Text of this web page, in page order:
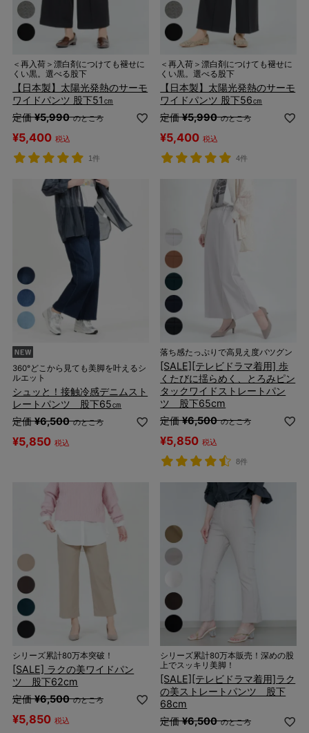
＜再入荷＞漂白剤につけても褪せに
くい黒。選べる股下
【日本製】太陽光発熱のサーモ
ワイドパンツ 股下51㎝
定価 ¥5,990 のところ
¥5,400 税込
1件
＜再入荷＞漂白剤につけても褪せに
くい黒。選べる股下
【日本製】太陽光発熱のサーモ
ワイドパンツ 股下56㎝
定価 ¥5,990 のところ
¥5,400 税込
4件
360°どこから見ても美脚を叶えるシ
ルエット
シュッと！接触冷感デニムスト
レートパンツ 股下65㎝
定価 ¥6,500 のところ
¥5,850 税込
落ち感たっぷりで高見え度バツグン
[SALE][テレビドラマ着用] 歩
くたびに揺らめく、とろみピン
タックワイドストレートパン
ツ 股下65cm
定価 ¥6,500 のところ
¥5,850 税込
8件
シリーズ累計80万本突破！
[SALE] ラクの美ワイドパン
ツ 股下62cm
定価 ¥6,500 のところ
¥5,850 税込
シリーズ累計80万本販売！深めの股
上でスッキリ美脚！
[SALE][テレビドラマ着用]ラク
の美ストレートパンツ 股下
68cm
定価 ¥6,500 のところ